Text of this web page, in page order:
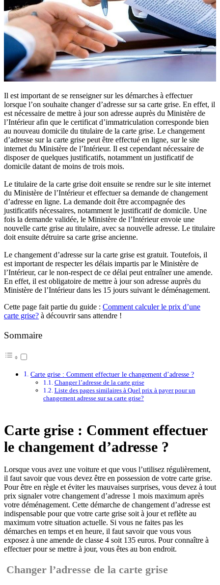
Il est important de se renseigner sur les démarches à effectuer
lorsque l’on souhaite changer d’adresse sur sa carte grise. En effet, il
est nécessaire de mettre à jour son adresse auprès du Ministère de
l’Intérieur afin que le certificat d’immatriculation corresponde bien
au nouveau domicile du titulaire de la carte grise. Le changement
d’adresse sur la carte grise peut être effectué en ligne, sur le site
internet du Ministère de l’Intérieur. Il est cependant nécessaire de
disposer de quelques justificatifs, notamment un justificatif de
domicile datant de moins de trois mois.
Le titulaire de la carte grise doit ensuite se rendre sur le site internet
du Ministère de l’Intérieur et effectuer sa demande de changement
d’adresse en ligne. La demande doit être accompagnée des
justificatifs nécessaires, notamment le justificatif de domicile. Une
fois la demande validée, le Ministère de l’Intérieur envoie une
nouvelle carte grise au titulaire, avec sa nouvelle adresse. Le titulaire
doit ensuite détruire sa carte grise ancienne.
Le changement d’adresse sur la carte grise est gratuit. Toutefois, il
est important de respecter les délais impartis par le Ministère de
l’Intérieur, car le non-respect de ce délai peut entraîner une amende.
En effet, il est obligatoire de mettre à jour son adresse auprès du
Ministère de l’Intérieur dans les 15 jours suivant le déménagement.
Cette page fait partie du guide : Comment calculer le prix d’une
carte grise? à découvrir sans attendre !
Sommaire
Carte grise : Comment effectuer le changement d’adresse ?
Changer l’adresse de la carte grise
Liste des pages similaires à Quel prix à payer pour un
changement adresse sur sa carte grise?
Carte grise : Comment effectuer
le changement d’adresse ?
Lorsque vous avez une voiture et que vous l’utilisez régulièrement,
il faut savoir que vous devez être en possession de votre carte grise.
Pour être en règle et éviter les mauvaises surprises, vous devez à tout
prix signaler votre changement d’adresse 1 mois maximum après
votre déménagement. Cette démarche de changement d’adresse est
indispensable pour que votre carte grise soit à jour et reflète au
maximum votre situation actuelle. Si vous ne faites pas les
démarches en temps et en heure, il faut savoir que vous vous
exposez à une amende de classe 4 soit 135 euros. Pour connaître à
effectuer pour se mettre à jour, vous êtes au bon endroit.
Changer l’adresse de la carte grise